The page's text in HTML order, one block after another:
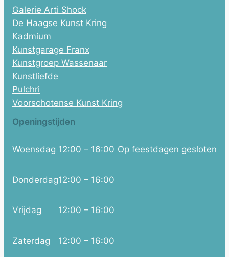
Galerie Arti Shock
De Haagse Kunst Kring
Kadmium
Kunstgarage Franx
Kunstgroep Wassenaar
Kunstliefde
Pulchri
Voorschotense Kunst Kring
Openingstijden
Woensdag
Donderdag
Vrijdag
Zaterdag
12:00 – 16:00
12:00 – 16:00
12:00 – 16:00
12:00 – 16:00
Op feestdagen gesloten